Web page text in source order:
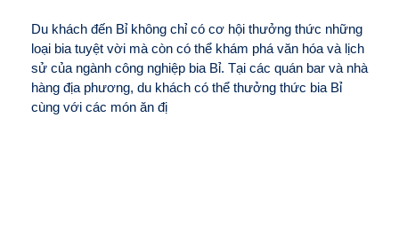
Du khách đến Bỉ không chỉ có cơ hội thưởng thức những
loại bia tuyệt vời mà còn có thể khám phá văn hóa và lịch
sử của ngành công nghiệp bia Bỉ. Tại các quán bar và nhà
hàng địa phương, du khách có thể thưởng thức bia Bỉ
cùng với các món ăn đị